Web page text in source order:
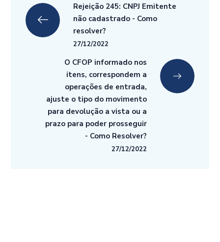
Rejeição 245: CNPJ Emitente
não cadastrado - Como
resolver?
27/12/2022
O CFOP informado nos
itens, correspondem a
operações de entrada,
ajuste o tipo do movimento
para devolução a vista ou a
prazo para poder prosseguir
- Como Resolver?
27/12/2022